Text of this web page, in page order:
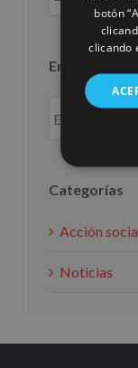
por
Entradas por
Categorías
Acción
Noticias
botón
clicando